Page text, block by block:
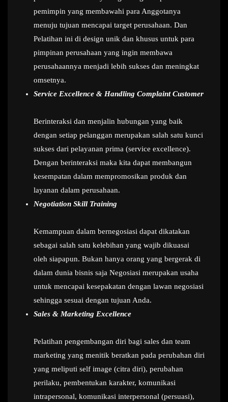
pemimpin yang membawahi para Anggotanya
menuju tujuan mencapai target perusahaan. Dan
Pelatihan ini di design unik dan khusus untuk para
pimpinan perusahaan yang ingin membawa
perusahaannya menjadi lebih sukses dan meningkat
omsetnya.
Service Excellence & Handling Complaint Customer
Berinteraksi dan menjalin hubungan yang baik
dengan setiap pelanggan merupakan salah satu kunci
sukses dari pelayanan prima (service excellence).
Dengan berinteraksi maka kita dapat membangun
kesempatan dalam mempromosikan produk dan
layanan dalam perusahaan.
Negotiation Skill Training
Kemampuan dalam bernegosiasi dapat dikatakan
sebagai salah satu kelebihan yang wajib dikuasai
oleh siapapun. Bukan hanya orang yang bergerak di
dalam dunia bisnis saja Negosiasi merupakan usaha
untuk mencapai kesepakatan dengan lawan negosiasi
sehingga sesuai dengan tujuan Anda.
Sales & Marketing Excellence
Pelatihan pengembangan diri bagi sales dan team
marketing yang menitik beratkan pada perubahan diri
yang meliputi self image (citra diri), perubahan
perilaku, pembentukan karakter, komunikasi
intrapersonal, komunikasi interpersonal (persuasi),